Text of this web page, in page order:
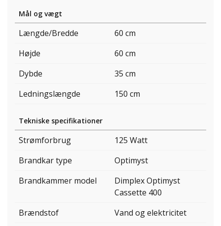
Mål og vægt
Længde/Bredde
60 cm
Højde
60 cm
Dybde
35 cm
Ledningslængde
150 cm
Tekniske specifikationer
Strømforbrug
125 Watt
Brandkar type
Optimyst
Brandkammer model
Dimplex Optimyst
Cassette 400
Brændstof
Vand og elektricitet